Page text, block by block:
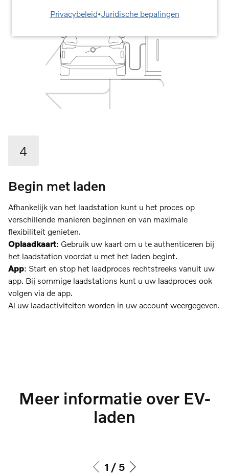
4
Begin met laden
Afhankelijk van het laadstation kunt u het proces op
verschillende manieren beginnen en van maximale
flexibiliteit genieten.
Oplaadkaart: Gebruik uw kaart om u te authenticeren bij
het laadstation voordat u met het laden begint.
App: Start en stop het laadproces rechtstreeks vanuit uw
app. Bij sommige laadstations kunt u uw laadproces ook
volgen via de app.
Al uw laadactiviteiten worden in uw account weergegeven.
Meer informatie over EV-
laden
1 / 5
Privacybeleid•Juridische bepalingen